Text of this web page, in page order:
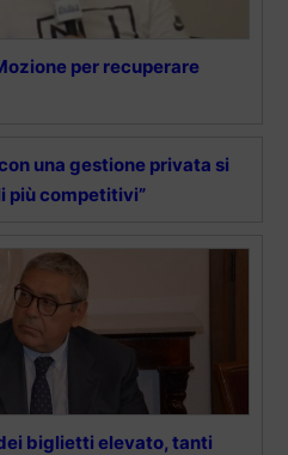
per recuperare
una gestione privata si
più competitivi”
biglietti elevato, tanti